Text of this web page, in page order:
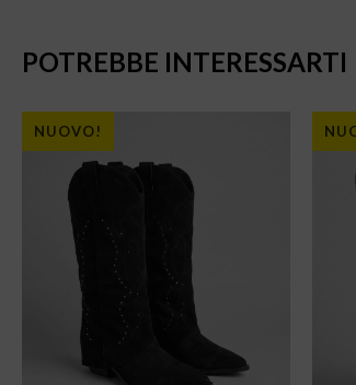
POTREBBE INTERESSARTI
NUOVO!